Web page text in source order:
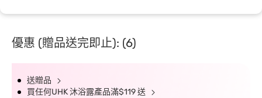
優惠 (贈品送完即止): (6)
送贈品
買任何UHK 沐浴露產品滿$119 送